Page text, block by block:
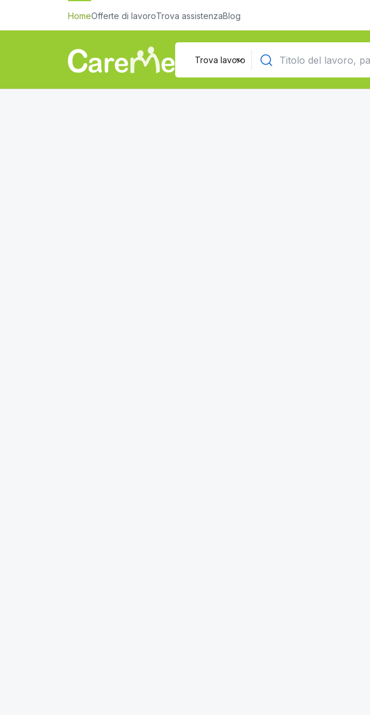
HomeOfferte di lavoroTrova assistenzaBlog